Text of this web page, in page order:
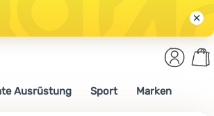
Anmelden
Ausrüstung Sport Marken